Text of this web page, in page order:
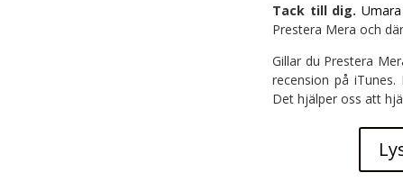
Tack till dig. Umara
Prestera Mera och
Gillar du Prestera
recension på iTunes.
Det hjälper oss att